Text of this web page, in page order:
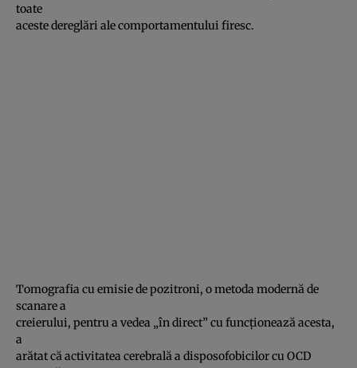
toate
aceste dereglări ale comportamentului firesc.
Tomografia cu emisie de pozitroni, o metoda modernă de
scanare a
creierului, pentru a vedea „în direct” cu funcţionează acesta,
a
arătat că activitatea cerebrală a disposofobicilor cu OCD